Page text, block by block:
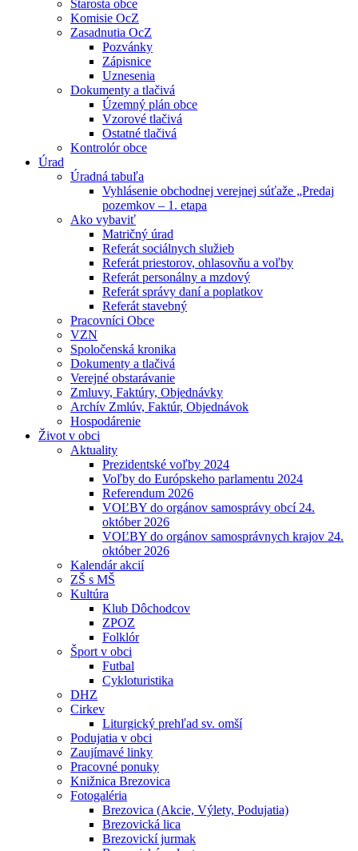
Starosta obce
Komisie OcZ
Zasadnutia OcZ
Pozvánky
Zápisnice
Uznesenia
Dokumenty a tlačivá
Územný plán obce
Vzorové tlačivá
Ostatné tlačivá
Kontrolór obce
Úrad
Úradná tabuľa
Vyhlásenie obchodnej verejnej súťaže „Predaj
pozemkov – 1. etapa
Ako vybaviť
Matričný úrad
Referát sociálnych služieb
Referát priestorov, ohlasovňu a voľby
Referát personálny a mzdový
Referát správy daní a poplatkov
Referát stavebný
Pracovníci Obce
VZN
Spoločenská kronika
Dokumenty a tlačivá
Verejné obstarávanie
Zmluvy, Faktúry, Objednávky
Archív Zmlúv, Faktúr, Objednávok
Hospodárenie
Život v obci
Aktuality
Prezidentské voľby 2024
Voľby do Európskeho parlamentu 2024
Referendum 2026
VOĽBY do orgánov samosprávy obcí 24.
október 2026
VOĽBY do orgánov samosprávnych krajov 24.
október 2026
Kalendár akcií
ZŠ s MŠ
Kultúra
Klub Dôchodcov
ZPOZ
Folklór
Šport v obci
Futbal
Cykloturistika
DHZ
Cirkev
Liturgický prehľad sv. omší
Podujatia v obci
Zaujímavé linky
Pracovné ponuky
Knižnica Brezovica
Fotogaléria
Brezovica (Akcie, Výlety, Podujatia)
Brezovická lica
Brezovickí jurmak